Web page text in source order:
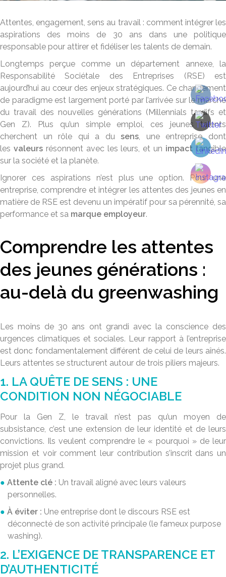
Attentes, engagement, sens au travail : comment intégrer les
aspirations des moins de 30 ans dans une politique
responsable pour attirer et fidéliser les talents de demain.
Longtemps perçue comme un département annexe, la
Responsabilité Sociétale des Entreprises (RSE) est
aujourd’hui au cœur des enjeux stratégiques. Ce changement
de paradigme est largement porté par l’arrivée sur le marché
du travail des nouvelles générations (Millennials tardifs et
Gen Z). Plus qu’un simple emploi, ces jeunes talents
cherchent un rôle qui a dusens , une entreprise dont
les valeursrésonnent avec les leurs, et un impact tangible
sur la société et la planète.
Ignorer ces aspirations n’est plus une option. Pour une
entreprise, comprendre et intégrer les attentes des jeunes en
matière de RSE est devenu un impératif pour sa pérennité, sa
performance et sa marque employeur.
Comprendre les attentes
des jeunes générations :
au-delà du greenwashing
Les moins de 30 ans ont grandi avec la conscience des
urgences climatiques et sociales. Leur rapport à l’entreprise
est donc fondamentalement différent de celui de leurs aînés.
Leurs attentes se structurent autour de trois piliers majeurs.
1. LA QUÊTE DE SENS : UNE
CONDITION NON NÉGOCIABLE
Pour la Gen Z, le travail n’est pas qu’un moyen de
subsistance, c’est une extension de leur identité et de leurs
convictions. Ils veulent comprendre le « pourquoi » de leur
mission et voir comment leur contribution s’inscrit dans un
projet plus grand.
Attente clé : Un travail aligné avec leurs valeurs
personnelles.
À éviter : Une entreprise dont le discours RSE est
déconnecté de son activité principale (le fameux purpose
washing).
2. L’EXIGENCE DE TRANSPARENCE ET
D’AUTHENTICITÉ